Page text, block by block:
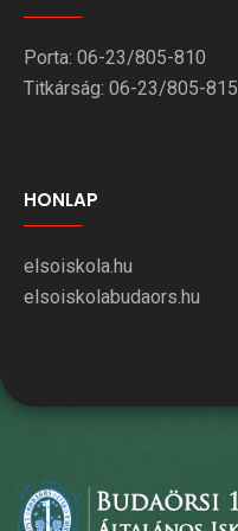
Porta: 06-23/805-810
Titkárság: 06-23/805-815
HONLAP
elsoiskola.hu
elsoiskolabudaors.hu